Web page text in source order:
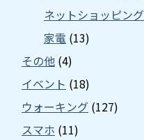
ネットショッピング
家電 (13)
その他 (4)
イベント (18)
ウォーキング (127)
スマホ (11)